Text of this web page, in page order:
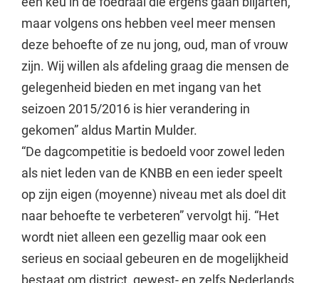
maar volgens ons hebben veel meer mensen
deze behoefte of ze nu jong, oud, man of vrouw
zijn. Wij willen als afdeling graag die mensen de
gelegenheid bieden en met ingang van het
seizoen 2015/2016 is hier verandering in
gekomen” aldus Martin Mulder.
“De dagcompetitie is bedoeld voor zowel leden
als niet leden van de KNBB en een ieder speelt
op zijn eigen (moyenne) niveau met als doel dit
naar behoefte te verbeteren” vervolgt hij. “Het
wordt niet alleen een gezellig maar ook een
serieus en sociaal gebeuren en de mogelijkheid
bestaat om district, gewest- en zelfs Nederlands